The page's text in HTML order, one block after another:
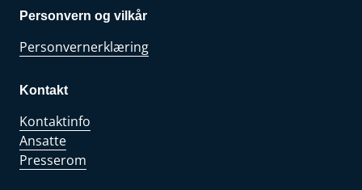
Personvern og vilkår
Personvernerklæring
Kontakt
Kontaktinfo
Ansatte
Presserom